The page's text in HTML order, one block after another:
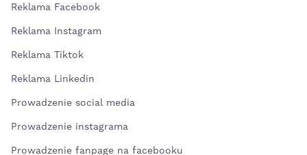
Reklama Facebook
Reklama Instagram
Reklama Tiktok
Reklama Linkedin
Prowadzenie social media
Prowadzenie instagrama
Prowadzenie fanpage na facebooku